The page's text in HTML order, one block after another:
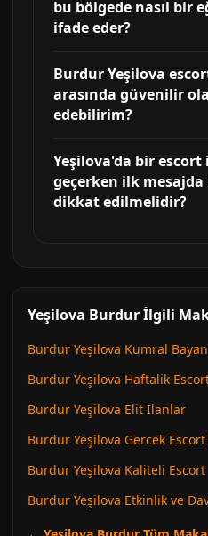
bu bölgede nasıl bir
ifade eder?
Burdur Yeşilova
arasında güvenilir
edebilirim?
Yeşilova'da bir
geçerken ilk
dikkat edilmelidir?
Yeşilova Burdur İlgili
Burdur Yeşilova Kumral Bayan
Burdur Yeşilova Haftalik
Burdur Yeşilova Elit Ilanlar
Burdur Yeşilova Gercek
Burdur Yeşilova Kaliteli Escort
Burdur Yeşilova Etkinlik ve